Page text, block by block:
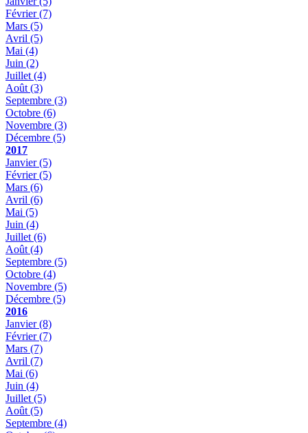
Février(7)
Mars (5)
Avril (5)
Mai (4)
Juin (2)
Juillet (4)
Août (3)
Septembre (3)
Octobre (6)
Novembre (3)
Décembre (5)
2017
Janvier(5)
Février(5)
Mars (6)
Avril (6)
Mai (5)
Juin (4)
Juillet (6)
Août (4)
Septembre (5)
Octobre (4)
Novembre (5)
Décembre (5)
2016
Janvier(8)
Février(7)
Mars (7)
Avril (7)
Mai (6)
Juin (4)
Juillet (5)
Août (5)
Septembre (4)